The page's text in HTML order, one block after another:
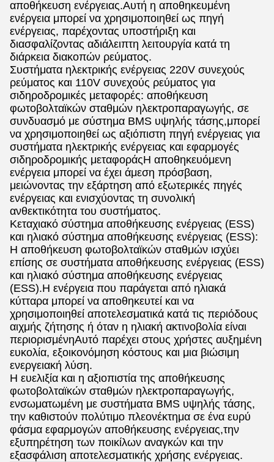
αποθήκευση ενέργειας.Αυτή η αποθηκευμένη
ενέργεια μπορεί να χρησιμοποιηθεί ως πηγή
ενέργειας, παρέχοντας υποστήριξη και
διασφαλίζοντας αδιάλειπτη λειτουργία κατά τη
διάρκεια διακοπών ρεύματος.
Συστήματα ηλεκτρικής ενέργειας 220V συνεχούς
ρεύματος και 110V συνεχούς ρεύματος για
σιδηροδρομικές μεταφορές: αποθήκευση
φωτοβολταϊκών σταθμών ηλεκτροπαραγωγής, σε
συνδυασμό με σύστημα BMS υψηλής τάσης,μπορεί
να χρησιμοποιηθεί ως αξιόπιστη πηγή ενέργειας για
συστήματα ηλεκτρικής ενέργειας και εφαρμογές
σιδηροδρομικής μεταφοράςΗ αποθηκευόμενη
ενέργεια μπορεί να έχει άμεση πρόσβαση,
μειώνοντας την εξάρτηση από εξωτερικές πηγές
ενέργειας και ενισχύοντας τη συνολική
ανθεκτικότητα του συστήματος.
Κεταχιακό σύστημα αποθήκευσης ενέργειας (ESS)
και ηλιακό σύστημα αποθήκευσης ενέργειας (ESS):
Η αποθήκευση φωτοβολταϊκών σταθμών ισχύει
επίσης σε συστήματα αποθήκευσης ενέργειας (ESS)
και ηλιακό σύστημα αποθήκευσης ενέργειας
(ESS).Η ενέργεια που παράγεται από ηλιακά
κύτταρα μπορεί να αποθηκευτεί και να
χρησιμοποιηθεί αποτελεσματικά κατά τις περιόδους
αιχμής ζήτησης ή όταν η ηλιακή ακτινοβολία είναι
περιορισμένηΑυτό παρέχει στους χρήστες αυξημένη
ευκολία, εξοικονόμηση κόστους και μια βιώσιμη
ενεργειακή λύση.
Η ευελιξία και η αξιοπιστία της αποθήκευσης
φωτοβολταϊκών σταθμών ηλεκτροπαραγωγής,
ενσωματωμένη με συστήματα BMS υψηλής τάσης,
την καθιστούν πολύτιμο πλεονέκτημα σε ένα ευρύ
φάσμα εφαρμογών αποθήκευσης ενέργειας,την
εξυπηρέτηση των ποικίλων αναγκών και την
εξασφάλιση αποτελεσματικής χρήσης ενέργειας.